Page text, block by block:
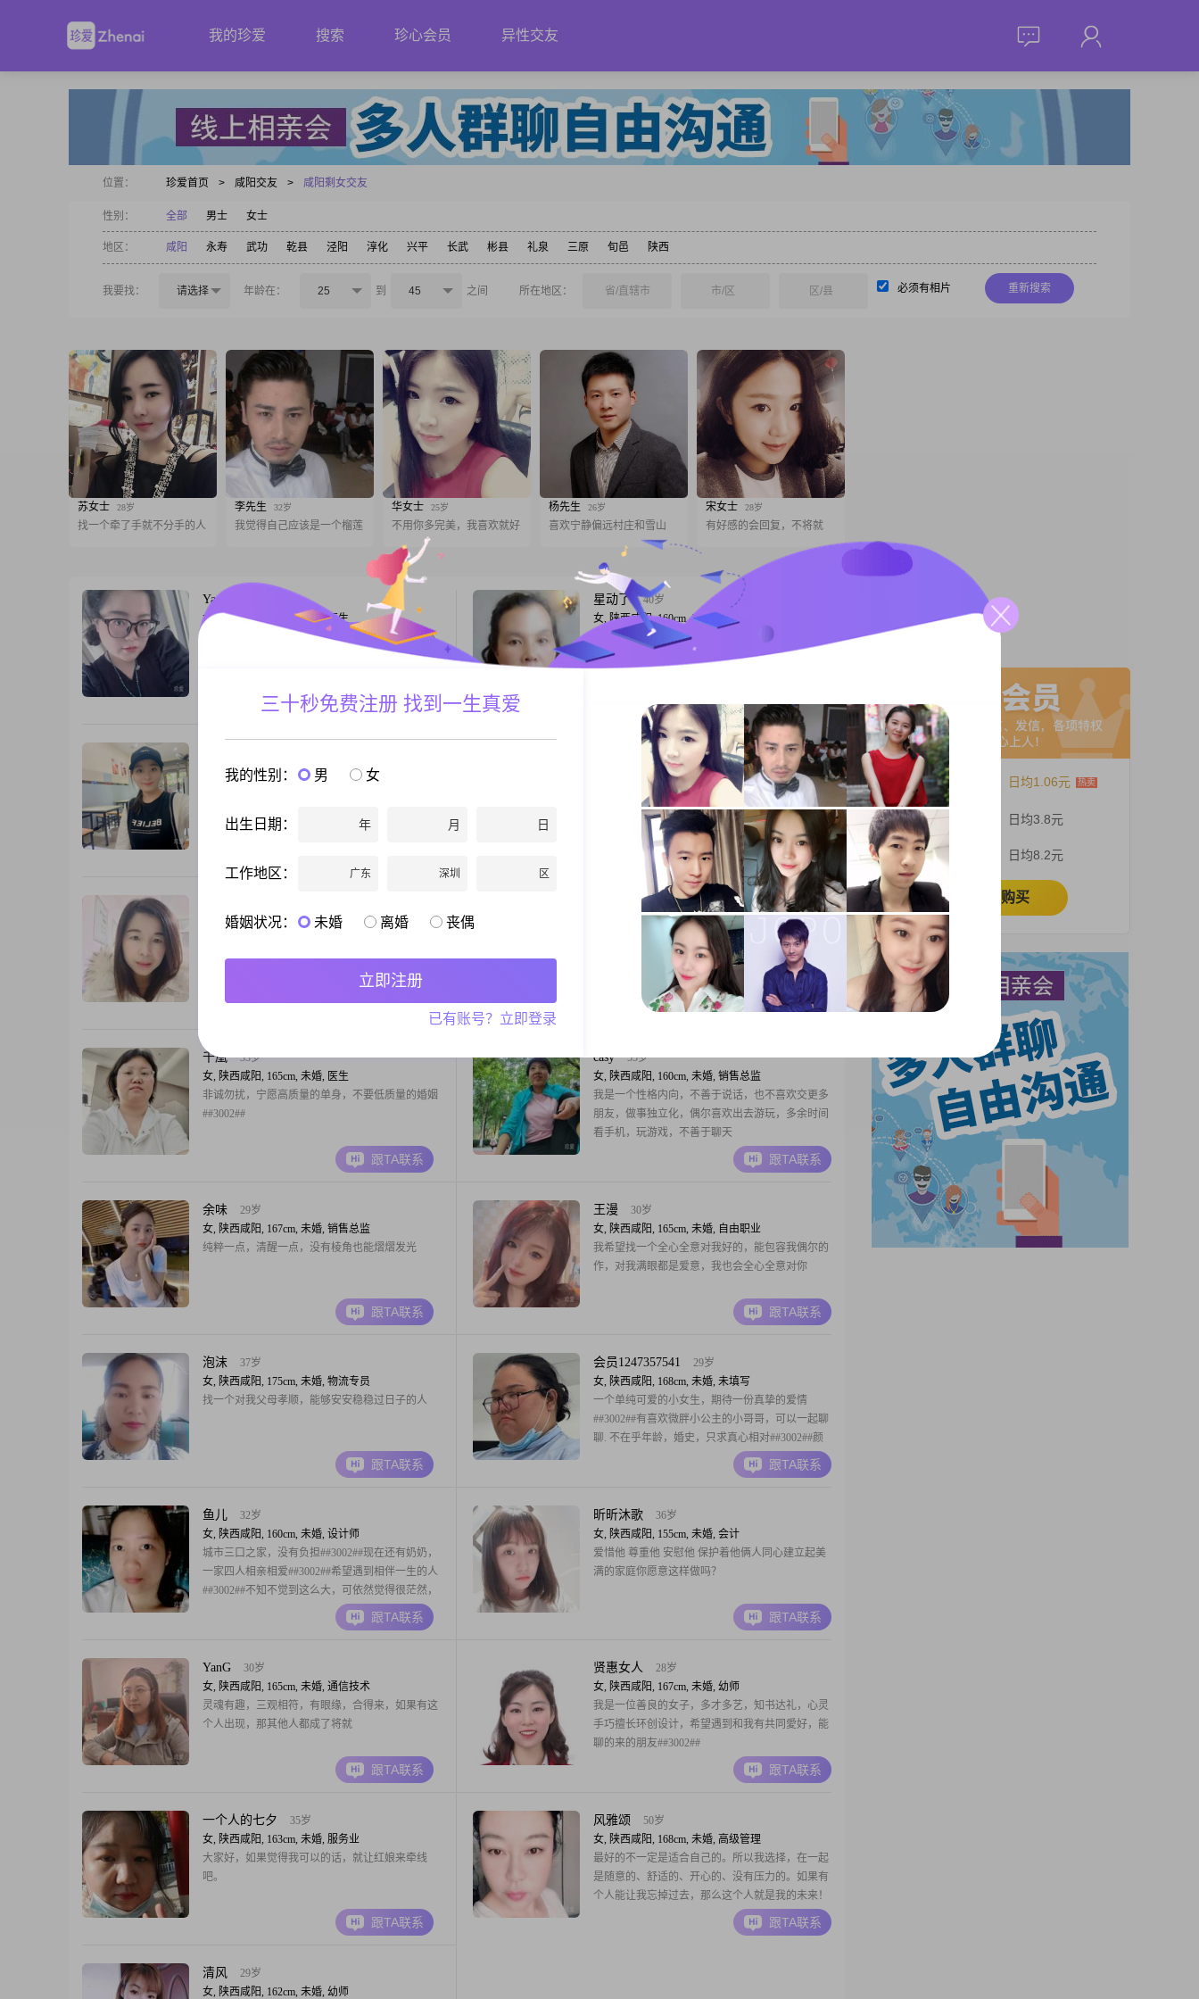
我的珍爱 搜索 珍心会员 异性交友
位置： 珍爱首页 > 咸阳交友 > 咸阳剩女交友
性别： 全部 男士 女士
地区： 咸阳 永寿 武功 乾县 泾阳 淳化 兴平 长武 彬县 礼泉 三原 旬邑 陕西
我要找： 请选择 年龄在： 25 到 45 之间 所在地区： 省/直辖市 市/区 区/县 必须有相片 重新搜索
苏女士 28岁
找一个牵了手就不分手的人
李先生 32岁
我觉得自己应该是一个榴莲
华女士 25岁
不用你多完美，我喜欢就好
杨先生 26岁
喜欢宁静偏远村庄和雪山
宋女士 28岁
有好感的会回复，不将就
Yanyan
女, 陕西咸阳, 160cm, 未婚, 医生
性格开朗大方，想找一个三观一致，性格投缘的人
跟TA联系
星动了
40岁
女, 陕西咸阳, 160cm, 未婚, 客户服务
大家好，我是一位出生于 1986 年的女士，身高
160cm##3002##我在咸阳工作，收入一个月在 3000
贴，善解人意，能理解和感受他人的情绪##3002##
平时我开朗爱笑，给身边人带来快乐##300
跟TA联系
女, 陕西咸阳, 160cm, 未婚, 未填写
历，在工作中努力进取，月收入稳定在3001到5000
天，乐观积极地看待生活中的每一个挑战。我独立
自信，相信自己能够处理好生活中的各种事情。我
34岁
女, 陕西咸阳, 160cm, 未婚, 公务员
大家好，我是一位1992年出生的女士，身高
160cm，目前在咸阳工作##3002##我的月收入在
5001到8000元之间，拥有大学本科学历##3002##我
性格独立自信，乐观积极，对待生活总是保持着细
腻敏感的态度##3002##我很富有同理心，能够理解
他人的感受，真诚可靠是我对待朋友和家人的基本
原则##3002##在我
跟TA联系
女, 陕西咸阳, 160cm, 未婚, 讲师/助教
跟TA联系
40岁
女, 陕西咸阳, 165cm, 未婚, 文员
大家好，我是一位出生于1986年的女士，身高
165cm，目前居住在咸阳。我的月收入在3001到
5000元之间，学历为高中及以下。我性格温柔体
贴，对待他人总是细腻敏感，能够很好地理解他人
从别人的角度考虑问题，这让我在与他人交往时更
加融
跟TA联系
千凰
33岁
女, 陕西咸阳, 165cm, 未婚, 医生
非诚勿扰，宁愿高质量的单身，不要低质量的婚姻
##3002##
跟TA联系
casy
55岁
女, 陕西咸阳, 160cm, 未婚, 销售总监
我是一个性格内向，不善于说话，也不喜欢交更多
朋友，做事独立化，偶尔喜欢出去游玩，多余时间
看手机，玩游戏，不善于聊天
跟TA联系
余味
29岁
女, 陕西咸阳, 167cm, 未婚, 销售总监
纯粹一点，清醒一点，没有棱角也能熠熠发光
跟TA联系
王漫
30岁
女, 陕西咸阳, 165cm, 未婚, 自由职业
我希望找一个全心全意对我好的，能包容我偶尔的
作，对我满眼都是爱意，我也会全心全意对你
跟TA联系
泡沫
37岁
女, 陕西咸阳, 175cm, 未婚, 物流专员
找一个对我父母孝顺，能够安安稳稳过日子的人
跟TA联系
会员1247357541
29岁
女, 陕西咸阳, 168cm, 未婚, 未填写
一个单纯可爱的小女生，期待一份真挚的爱情
##3002##有喜欢微胖小公主的小哥哥，可以一起聊
聊. 不在乎年龄，婚史，只求真心相对##3002##颜
跟TA联系
鱼儿
32岁
女, 陕西咸阳, 160cm, 未婚, 设计师
城市三口之家，没有负担##3002##现在还有奶奶，
一家四人相亲相爱##3002##希望遇到相伴一生的人
##3002##不知不觉到这么大，可依然觉得很茫然，
没有明确明目标，希望你的出现，让我找到答案
跟TA联系
昕昕沐歌
36岁
女, 陕西咸阳, 155cm, 未婚, 会计
爱惜他 尊重他 安慰他 保护着他俩人同心建立起美
满的家庭你愿意这样做吗？
跟TA联系
YanG
30岁
女, 陕西咸阳, 165cm, 未婚, 通信技术
灵魂有趣，三观相符，有眼缘，合得来，如果有这
个人出现，那其他人都成了将就
跟TA联系
贤惠女人
28岁
女, 陕西咸阳, 167cm, 未婚, 幼师
我是一位善良的女子，多才多艺，知书达礼，心灵
手巧擅长环创设计，希望遇到和我有共同愛好，能
聊的来的朋友##3002##
跟TA联系
一个人的七夕
35岁
女, 陕西咸阳, 163cm, 未婚, 服务业
大家好，如果觉得我可以的话，就让红娘来牵线
吧。
跟TA联系
风雅颂
50岁
女, 陕西咸阳, 168cm, 未婚, 高级管理
最好的不一定是适合自己的。所以我选择，在一起
是随意的、舒适的、开心的、没有压力的。如果有
个人能让我忘掉过去，那么这个人就是我的未来！
合适的人，不是我拼命去追赶的人，而是在我累的
时候，愿意拉着我一起走的人。
跟TA联系
清风
29岁
女, 陕西咸阳, 162cm, 未婚, 幼师
日均1.06元
日均3.8元
日均8.2元
立即购买
三十秒免费注册 找到一生真爱
我的性别： 男 女
出生日期： 年 月 日
工作地区： 广东 深圳 区
婚姻状况： 未婚 离婚 丧偶
立即注册
已有账号？立即登录